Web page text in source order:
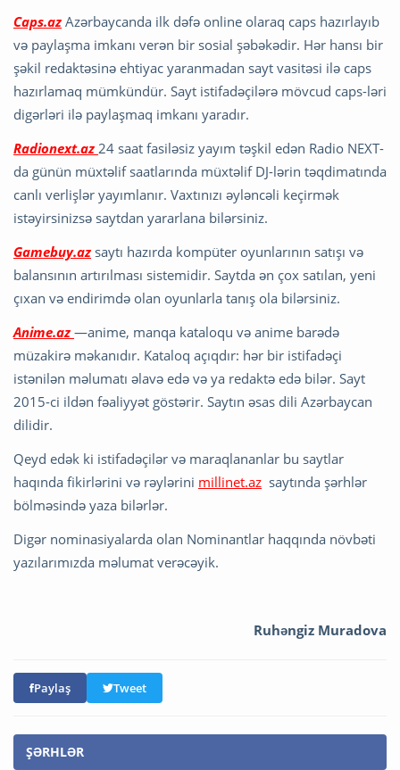
Caps.az Azərbaycanda ilk dəfə online olaraq caps hazırlayıb
və paylaşma imkanı verən bir sosial şəbəkədir. Hər hansı bir
şəkil redaktəsinə ehtiyac yaranmadan sayt vasitəsi ilə caps
hazırlamaq mümkündür. Sayt istifadəçilərə mövcud caps-ləri
digərləri ilə paylaşmaq imkanı yaradır.
Radionext.az 24 saat fasiləsiz yayım təşkil edən Radio NEXT-
da günün müxtəlif saatlarında müxtəlif DJ-lərin təqdimatında
canlı verlişlər yayımlanır. Vaxtınızı əyləncəli keçirmək
istəyirsinizsə saytdan yararlana bilərsiniz.
Gamebuy.az saytı hazırda kompüter oyunlarının satışı və
balansının artırılması sistemidir. Saytda ən çox satılan, yeni
çıxan və endirimdə olan oyunlarla tanış ola bilərsiniz.
Anime.az —anime, manqa kataloqu və anime barədə
müzakirə məkanıdır. Kataloq açıqdır: hər bir istifadəçi
istənilən məlumatı əlavə edə və ya redaktə edə bilər. Sayt
2015-ci ildən fəaliyyət göstərir. Saytın əsas dili Azərbaycan
dilidir.
Qeyd edək ki istifadəçilər və maraqlananlar bu saytlar
haqında fikirlərini və rəylərini millinet.az saytında şərhlər
bölməsində yaza bilərlər.
Digər nominasiyalarda olan Nominantlar haqqında növbəti
yazılarımızda məlumat verəcəyik.
Ruhəngiz Muradova
Paylaş Tweet
ŞƏRHLƏR